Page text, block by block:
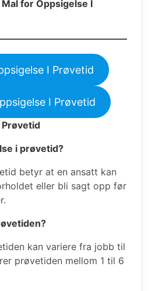
for Oppsigelse I
I Prøvetid
I Prøvetid
Prøvetid
i prøvetid?
betyr at en ansatt kan
eller bli sagt opp før
kan variere fra jobb til
prøvetiden mellom 1 til 6